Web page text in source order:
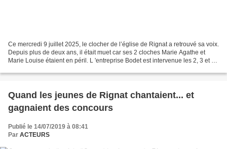
Ce mercredi 9 juillet 2025, le clocher de l’église de Rignat a retrouvé sa voix.
Depuis plus de deux ans, il était muet car ses 2 cloches Marie Agathe et
Marie Louise étaient en péril. L 'entreprise Bodet est intervenue les 2, 3 et 4
Quand les jeunes de Rignat chantaient... et
gagnaient des concours
Publié le 14/07/2019 à 08:41
Par ACTEURS